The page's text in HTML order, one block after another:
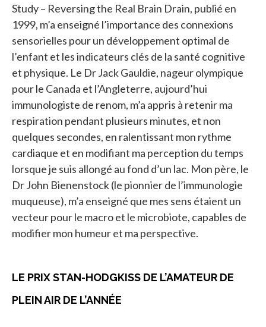
Study – Reversing the Real Brain Drain, publié en
1999, m’a enseigné l’importance des connexions
sensorielles pour un développement optimal de
l’enfant et les indicateurs clés de la santé cognitive
et physique. Le Dr Jack Gauldie, nageur olympique
pour le Canada et l’Angleterre, aujourd’hui
immunologiste de renom, m’a appris à retenir ma
respiration pendant plusieurs minutes, et non
quelques secondes, en ralentissant mon rythme
cardiaque et en modifiant ma perception du temps
lorsque je suis allongé au fond d’un lac. Mon père, le
Dr John Bienenstock (le pionnier de l’immunologie
muqueuse), m’a enseigné que mes sens étaient un
vecteur pour le macro et le microbiote, capables de
modifier mon humeur et ma perspective.
LE PRIX STAN-HODGKISS DE L’AMATEUR DE
PLEIN AIR DE L’ANNÉE